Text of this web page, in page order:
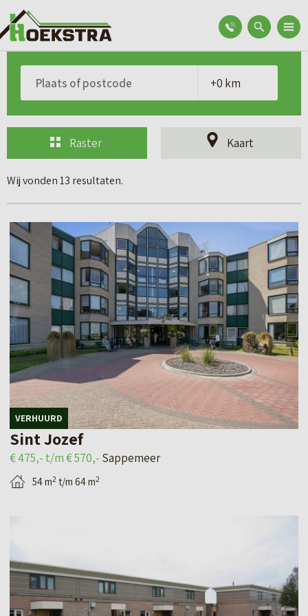
Raster Kaart
Wij vonden 13 resultaten.
B
k
i
j
k
d
e
d
e
t
a
a
g
i
VERHUURD
Sint Jozef
€ 475,- t/m € 570,- Sappemeer
54 m2 t/m 64 m2
k
i